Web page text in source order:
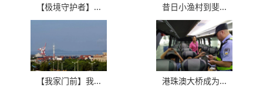
【极境守护者】... 昔日小渔村到斐...
【我家门前】我... 港珠澳大桥成为...